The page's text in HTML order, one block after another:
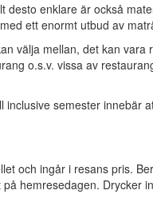
enklare är också
ett enormt utbud av
välja mellan, det kan vara
o.s.v. vissa av
semester innebär
och ingår i resans pris.
hemresedagen. Drycker